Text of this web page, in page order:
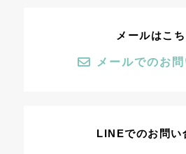
メールはこ
メールでのお
LINEでのお問い